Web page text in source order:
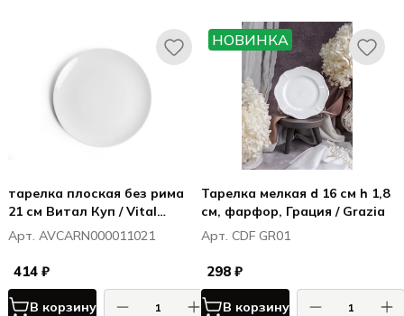
тарелка плоская без рима
21 см Витал Куп / Vital
Coupe
Арт. AVCARN000011021
414 ₽
В корзину
НОВИНКА
Тарелка мелкая d 16 см h 1,8
см, фарфор, Грация / Grazia
Арт. CDF GR01
298 ₽
В корзину